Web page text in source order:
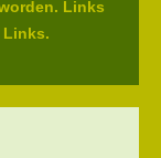
Links
Links.